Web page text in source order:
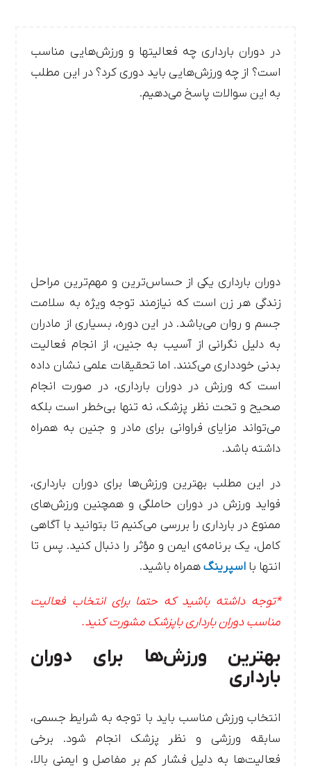
در دوران بارداری چه فعالیتها و ورزش‌هایی مناسب
است؟ از چه ورزش‌هایی باید دوری کرد؟ در این مطلب
به این سوالات پاسخ می‌دهیم.
دوران بارداری یکی از حساس‌ترین و مهم‌ترین مراحل
زندگی هر زن است که نیازمند توجه ویژه به سلامت
جسم و روان می‌باشد. در این دوره، بسیاری از مادران
به دلیل نگرانی از آسیب به جنین، از انجام فعالیت
بدنی خودداری می‌کنند. اما تحقیقات علمی نشان داده
است که ورزش در دوران بارداری، در صورت انجام
صحیح و تحت نظر پزشک، نه تنها بی‌خطر است بلکه
می‌تواند مزایای فراوانی برای مادر و جنین به همراه
داشته باشد.
در این مطلب بهترین ورزش‌ها برای دوران بارداری،
فواید ورزش در دوران حاملگی و همچنین ورزش‌های
ممنوع در بارداری را بررسی می‌کنیم تا بتوانید با آگاهی
کامل، یک برنامه‌ی ایمن و مؤثر را دنبال کنید. پس تا
انتها بااسپرینگهمراه باشید.
*توجه داشته باشید که حتما برای انتخاب فعالیت
مناسب دوران بارداری باپزشک مشورت کنید.
بهترین ورزش‌ها برای دوران
بارداری
انتخاب ورزش مناسب باید با توجه به شرایط جسمی،
سابقه ورزشی و نظر پزشک انجام شود. برخی
فعالیت‌ها به دلیل فشار کم بر مفاصل و ایمنی بالا،